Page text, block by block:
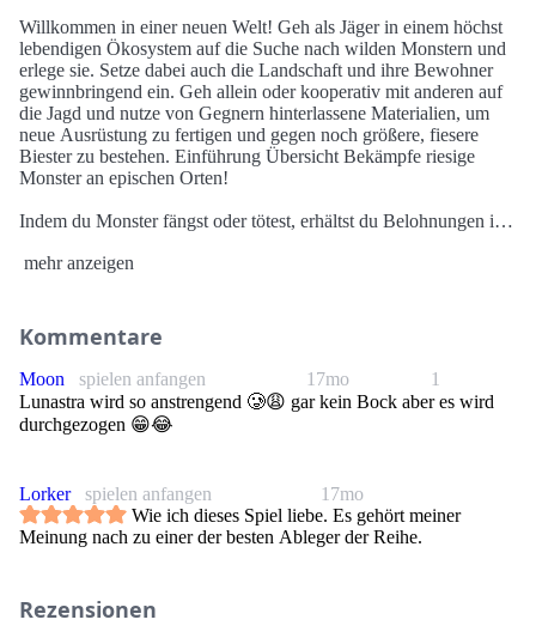
Willkommen in einer neuen Welt! Geh als Jäger in einem höchst
lebendigen Ökosystem auf die Suche nach wilden Monstern und
erlege sie. Setze dabei auch die Landschaft und ihre Bewohner
gewinnbringend ein. Geh allein oder kooperativ mit anderen auf
die Jagd und nutze von Gegnern hinterlassene Materialien, um
neue Ausrüstung zu fertigen und gegen noch größere, fiesere
Biester zu bestehen. Einführung Übersicht Bekämpfe riesige
Monster an epischen Orten!
Indem du Monster fängst oder tötest, erhältst du Belohnungen in
Waffen und Rüstungen herstellen kannst,um stärkeren Monstern
In Monster Hunter: World, dem neusten Teil der Serie, erlebst du
die ultimative Jagderfahrung – und musst alles geben, um in einer
vor Überraschungen und Aufregung nur so wimmelnden Welt zu
bestehen!
-steampowered.com
mehr anzeigen
Kommentare
17mo 1
Moon
spielen anfangen
Lunastra wird so anstrengend 🥲😩 gar kein Bock aber es wird
durchgezogen 😁😂
17mo
Lorker
spielen anfangen
Wie ich dieses Spiel liebe. Es gehört meiner
Meinung nach zu einer der besten Ableger der Reihe.
Rezensionen